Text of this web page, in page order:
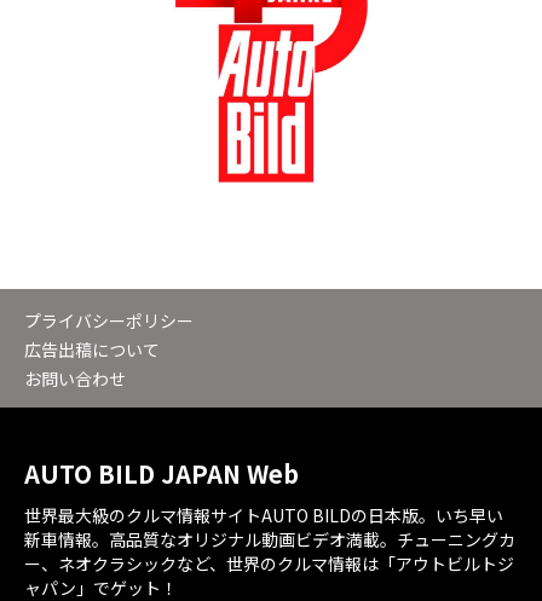
プライバシーポリシー
広告出稿について
お問い合わせ
AUTO BILD JAPAN Web
世界最大級のクルマ情報サイトAUTO BILDの日本版。いち早い
新車情報。高品質なオリジナル動画ビデオ満載。チューニングカ
ー、ネオクラシックなど、世界のクルマ情報は「アウトビルトジ
ャパン」でゲット！